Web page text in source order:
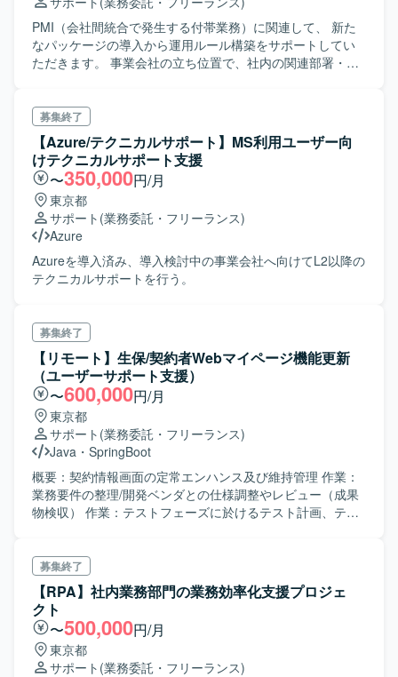
PMI（会社間統合で発生する付帯業務）に関連して、 新た
なパッケージの導入から運用ルール構築をサポートしてい
ただきます。 事業会社の立ち位置で、社内の関連部署・被
ます。 基本的にはシステム周りを全般的に見てもらいなが
ら、システム部の運用も実施いただきます。 統合マネージ
ャー（事業部長）およびPJリーダーの配下でのメンバーを
募集しております。
募集終了
【Azure/テクニカルサポート】MS利用ユーザー向
けテクニカルサポート支援
〜350,000円/月
東京都
サポート (業務委託・フリーランス)
Azure
Azureを導入済み、導入検討中の事業会社へ向けてL2以降の
テクニカルサポートを行う。
募集終了
【リモート】生保/契約者Webマイページ機能更新
（ユーザーサポート支援）
〜600,000円/月
東京都
サポート (業務委託・フリーランス)
Java ・ SpringBoot
概要：契約情報画面の定常エンハンス及び維持管理 作業：
業務要件の整理/開発ベンダとの仕様調整やレビュー（成果
物検収） 作業：テストフェーズに於けるテスト計画、テス
募集終了
【RPA】社内業務部門の業務効率化支援プロジェ
クト
〜500,000円/月
東京都
サポート (業務委託・フリーランス)